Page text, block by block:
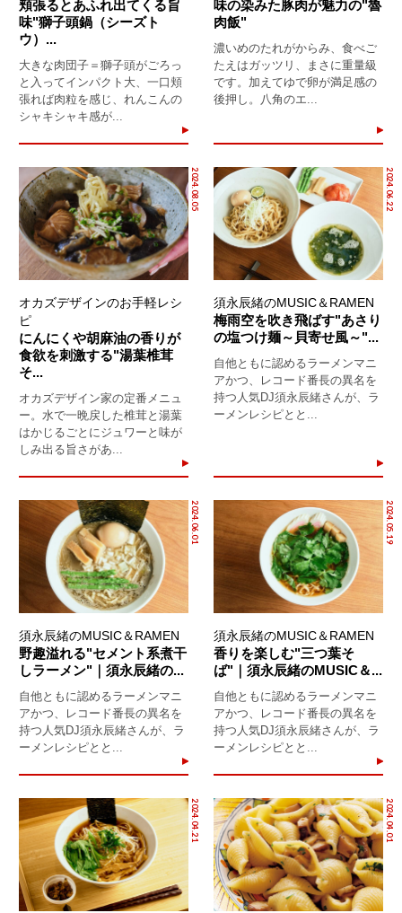
頬張るとあふれ出てくる旨
味"獅子頭鍋（シーズト
ウ）...
大きな肉団子＝獅子頭がごろっ
と入ってインパクト大、一口頬
張れば肉粒を感じ、れんこんの
シャキシャキ感が...
味の染みた豚肉が魅力の"魯
肉飯"
濃いめのたれがからみ、食べご
たえはガッツリ、まさに重量級
です。加えてゆで卵が満足感の
後押し。八角のエ...
2024.08.05
オカズデザインのお手軽レシ
ピ
にんにくや胡麻油の香りが
食欲を刺激する"湯葉椎茸
そ...
オカズデザイン家の定番メニュ
ー。水で一晩戻した椎茸と湯葉
はかじるごとにジュワーと味が
しみ出る旨さがあ...
2024.06.22
須永辰緒のMUSIC＆RAMEN
梅雨空を吹き飛ばす"あさり
の塩つけ麺～貝寄せ風～"...
自他ともに認めるラーメンマニ
アかつ、レコード番長の異名を
持つ人気DJ須永辰緒さんが、ラ
ーメンレシピとと...
2024.06.01
須永辰緒のMUSIC＆RAMEN
野趣溢れる"セメント系煮干
しラーメン"｜須永辰緒の...
自他ともに認めるラーメンマニ
アかつ、レコード番長の異名を
持つ人気DJ須永辰緒さんが、ラ
ーメンレシピとと...
2024.05.19
須永辰緒のMUSIC＆RAMEN
香りを楽しむ"三つ葉そ
ば"｜須永辰緒のMUSIC＆...
自他ともに認めるラーメンマニ
アかつ、レコード番長の異名を
持つ人気DJ須永辰緒さんが、ラ
ーメンレシピとと...
2024.04.21 2024.04.01